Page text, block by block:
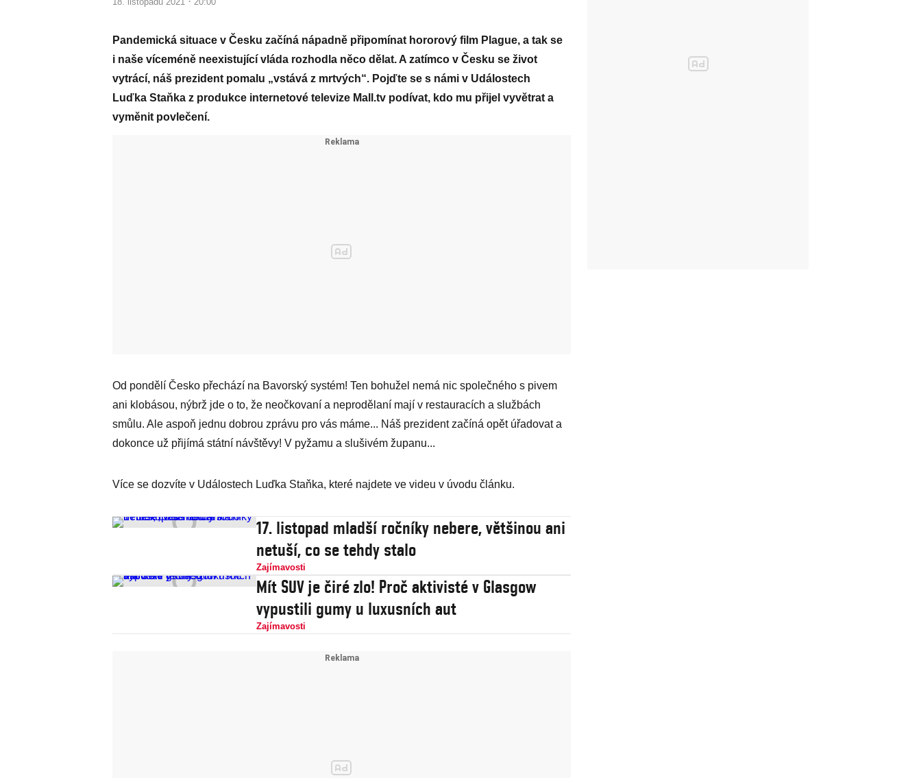
Pandemická situace v Česku začíná nápadně připomínat hororový film Plague, a tak se
i naše víceméně neexistující vláda rozhodla něco dělat. A zatímco v Česku se život
vytrácí, náš prezident pomalu „vstává z mrtvých“. Pojďte se s námi v Událostech
Luďka Staňka z produkce internetové televize Mall.tv podívat, kdo mu přijel vyvětrat a
vyměnit povlečení.
Od pondělí Česko přechází na Bavorský systém! Ten bohužel nemá nic společného s pivem
ani klobásou, nýbrž jde o to, že neočkovaní a neprodělaní mají v restauracích a službách
smůlu. Ale aspoň jednu dobrou zprávu pro vás máme... Náš prezident začíná opět úřadovat a
dokonce už přijímá státní návštěvy! V pyžamu a slušivém županu...
Více se dozvíte v Událostech Luďka Staňka, které najdete ve videu v úvodu článku.
17. listopad mladší ročníky nebere, většinou ani
netuší, co se tehdy stalo
Zajímavosti
Mít SUV je čiré zlo! Proč aktivisté v Glasgow
vypustili gumy u luxusních aut
Zajímavosti